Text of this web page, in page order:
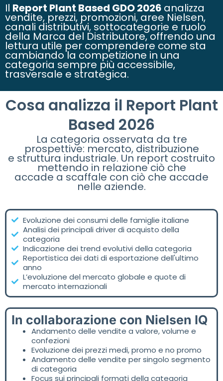
Il Report Plant Based GDO 2026 analizza
vendite, prezzi, promozioni, aree Nielsen,
canali distributivi, sottocategorie e ruolo
della Marca del Distributore, offrendo una
lettura utile per comprendere come sta
cambiando la competizione in una
categoria sempre più accessibile,
trasversale e strategica.
Cosa analizza il Report Plant
Based 2026
La categoria osservata da tre
prospettive: mercato, distribuzione
e struttura industriale. Un report costruito
mettendo in relazione ciò che
accade a scaffale con ciò che accade
nelle aziende.
Evoluzione dei consumi delle famiglie italiane
Analisi dei principali driver di acquisto della
categoria
Indicazione dei trend evolutivi della categoria
Reportistica dei dati di esportazione dell'ultimo
anno
L’evoluzione del mercato globale e quote di
mercato internazionali
In collaborazione con Nielsen IQ
Andamento delle vendite a valore, volume e
confezioni
Evoluzione dei prezzi medi, promo e no promo
Andamento delle vendite per singolo segmento
di categoria
Focus sui principali formati della categoria